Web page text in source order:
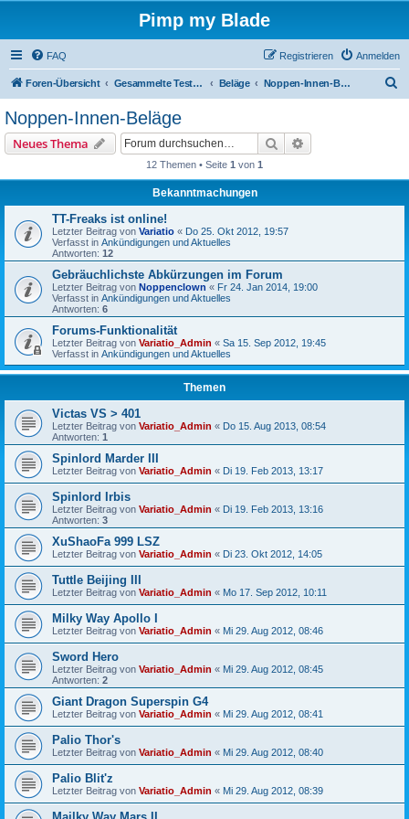
Pimp my Blade
FAQ Anmelden
Registrieren
Foren-Übersicht Gesammelte Testberichte Beläge Noppen-Innen-Beläge
Noppen-Innen-Beläge
Neues Thema Suche
12 Themen • Seite 1 von 1
Bekanntmachungen
TT-Freaks ist online!
Letzter Beitrag von Variatio « Do 25. Okt 2012, 19:57
Verfasst in Ankündigungen und Aktuelles
Antworten: 12
Gebräuchlichste Abkürzungen im Forum
Letzter Beitrag von Noppenclown « Fr 24. Jan 2014, 19:00
Verfasst in Ankündigungen und Aktuelles
Antworten: 6
Forums-Funktionalität
Letzter Beitrag von Variatio_Admin « Sa 15. Sep 2012, 19:45
Verfasst in Ankündigungen und Aktuelles
Themen
Victas VS > 401
Letzter Beitrag von Variatio_Admin « Do 15. Aug 2013, 08:54
Antworten: 1
Spinlord Marder III
Letzter Beitrag von Variatio_Admin « Di 19. Feb 2013, 13:17
Spinlord Irbis
Letzter Beitrag von Variatio_Admin « Di 19. Feb 2013, 13:16
Antworten: 3
XuShaoFa 999 LSZ
Letzter Beitrag von Variatio_Admin « Di 23. Okt 2012, 14:05
Tuttle Beijing III
Letzter Beitrag von Variatio_Admin « Mo 17. Sep 2012, 10:11
Milky Way Apollo I
Letzter Beitrag von Variatio_Admin « Mi 29. Aug 2012, 08:46
Sword Hero
Letzter Beitrag von Variatio_Admin « Mi 29. Aug 2012, 08:45
Antworten: 2
Giant Dragon Superspin G4
Letzter Beitrag von Variatio_Admin « Mi 29. Aug 2012, 08:41
Palio Thor's
Letzter Beitrag von Variatio_Admin « Mi 29. Aug 2012, 08:40
Palio Blit'z
Letzter Beitrag von Variatio_Admin « Mi 29. Aug 2012, 08:39